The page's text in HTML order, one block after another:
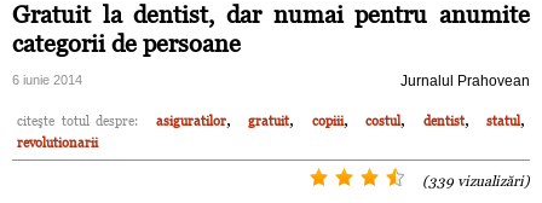
Gratuit la dentist, dar numai pentru anumite
categorii de persoane
6 iunie 2014 Jurnalul Prahovean
citeşte totul despre: asiguratilor, gratuit, copiii, costul, dentist, statul,
revolutionarii
(339 vizualizări)